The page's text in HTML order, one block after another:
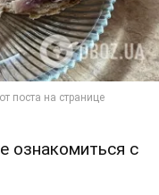
ознакомиться с